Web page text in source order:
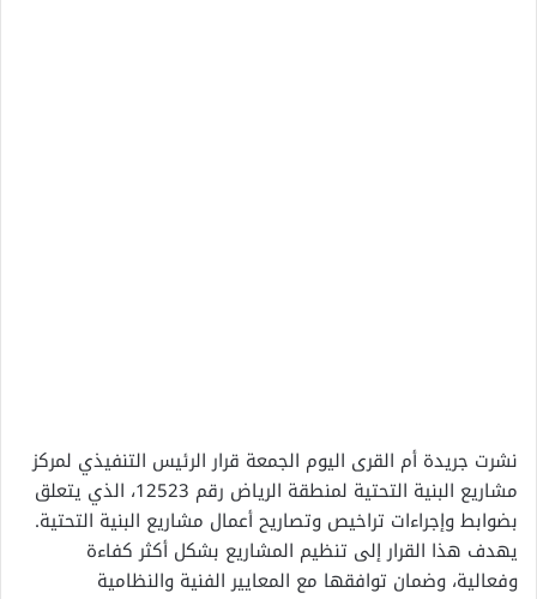
نشرت جريدة أم القرى اليوم الجمعة قرار الرئيس التنفيذي لمركز
مشاريع البنية التحتية لمنطقة الرياض رقم 12523، الذي يتعلق
بضوابط وإجراءات تراخيص وتصاريح أعمال مشاريع البنية التحتية.
يهدف هذا القرار إلى تنظيم المشاريع بشكل أكثر كفاءة
وفعالية، وضمان توافقها مع المعايير الفنية والنظامية